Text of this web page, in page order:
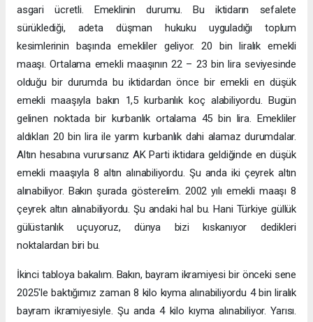
asgari ücretli. Emeklinin durumu. Bu iktidarın sefalete
sürüklediği, adeta düşman hukuku uyguladığı toplum
kesimlerinin başında emekliler geliyor. 20 bin liralık emekli
maaşı. Ortalama emekli maaşının 22 – 23 bin lira seviyesinde
olduğu bir durumda bu iktidardan önce bir emekli en düşük
emekli maaşıyla bakın 1,5 kurbanlık koç alabiliyordu. Bugün
gelinen noktada bir kurbanlık ortalama 45 bin lira. Emekliler
aldıkları 20 bin lira ile yarım kurbanlık dahi alamaz durumdalar.
Altın hesabına vurursanız AK Parti iktidara geldiğinde en düşük
emekli maaşıyla 8 altın alınabiliyordu. Şu anda iki çeyrek altın
alınabiliyor. Bakın şurada gösterelim. 2002 yılı emekli maaşı 8
çeyrek altın alınabiliyordu. Şu andaki hal bu. Hani Türkiye güllük
gülüstanlık uçuyoruz, dünya bizi kıskanıyor dedikleri
noktalardan biri bu.
İkinci tabloya bakalım. Bakın, bayram ikramiyesi bir önceki sene
2025'le baktığımız zaman 8 kilo kıyma alınabiliyordu 4 bin liralık
bayram ikramiyesiyle. Şu anda 4 kilo kıyma alınabiliyor. Yarısı.